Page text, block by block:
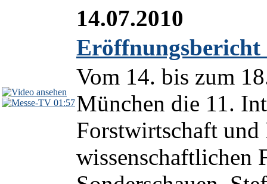
01:57
14.07.2010
Vom 14. bis zum
München die 11.
Forstwirtschaft
wissenschaftlichen